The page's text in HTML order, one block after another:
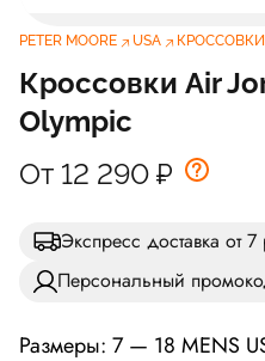
PETER MOORE USA КРОССОВКИ
Кроссовки Air
Olympic
От 12 290 ₽
Экспресс доставка от
Персональный
Размеры: 7 — 18 MENS